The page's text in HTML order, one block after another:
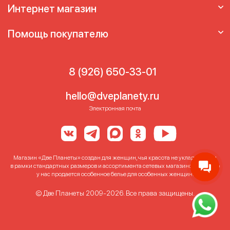
Интернет магазин
Помощь покупателю
8 (926) 650-33-01
hello@dveplanety.ru
Электронная почта
Магазин «Две Планеты» создан для женщин, чья красота не укладывается
в рамки стандартных размеров и ассортимента сетевых магазинов. Именно
у нас продается особенное белье для особенных женщин!
© Две Планеты 2009-2026. Все права защищены.